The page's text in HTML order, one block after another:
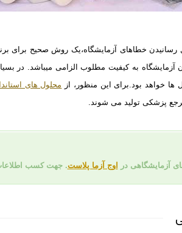
رسانیدن خطاهای آزمایشگاه،یک روش صحیح برای
آزمایشگاه به کیفیت مطلوب الزامی میباشد. در
خواهد بود.برای این منظور، از محلول های
پزشکی تولید می شوند.
آزمایشگاهی در اوج آزما پلاست. جهت کسب اطلاعات